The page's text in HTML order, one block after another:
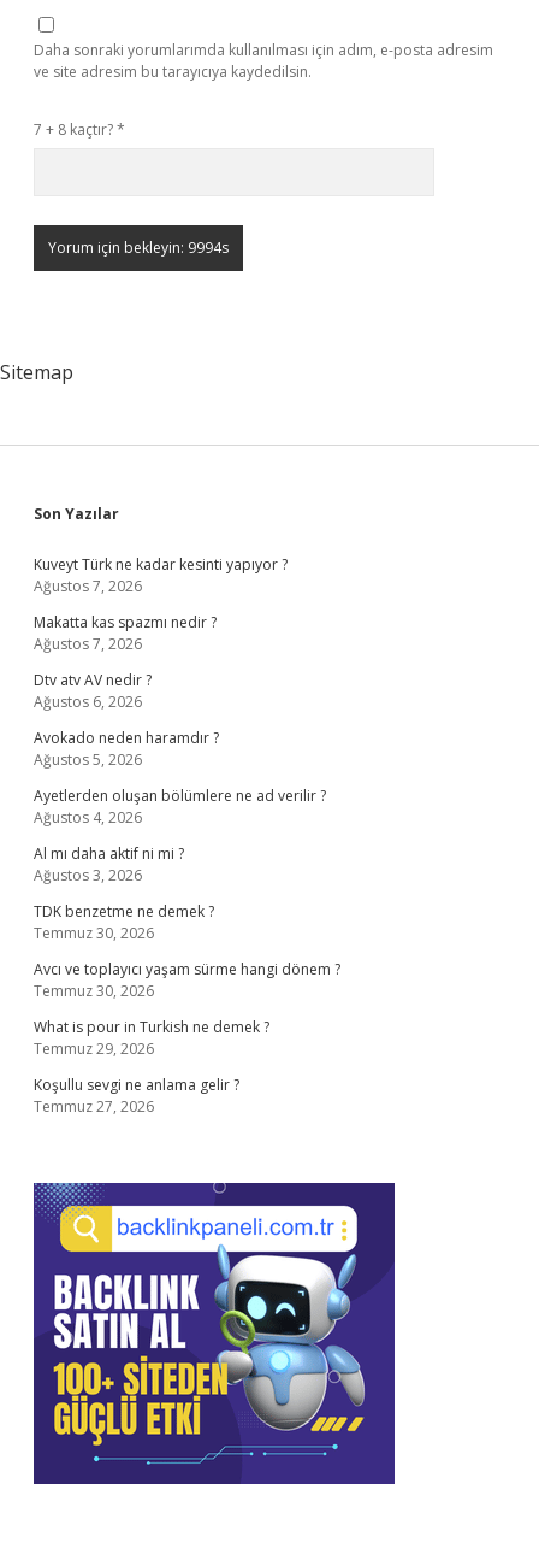
Daha sonraki yorumlarımda kullanılması için adım, e-posta adresim
ve site adresim bu tarayıcıya kaydedilsin.
7 + 8 kaçtır?*
Sitemap
Sidebar
Son Yazılar
Kuveyt Türk ne kadar kesinti yapıyor ?
Ağustos 7, 2026
Makatta kas spazmı nedir ?
Ağustos 7, 2026
Dtv atv AV nedir ?
Ağustos 6, 2026
Avokado neden haramdır ?
Ağustos 5, 2026
Ayetlerden oluşan bölümlere ne ad verilir ?
Ağustos 4, 2026
Al mı daha aktif ni mi ?
Ağustos 3, 2026
TDK benzetme ne demek ?
Temmuz 30, 2026
Avcı ve toplayıcı yaşam sürme hangi dönem ?
Temmuz 30, 2026
What is pour in Turkish ne demek ?
Temmuz 29, 2026
Koşullu sevgi ne anlama gelir ?
Temmuz 27, 2026